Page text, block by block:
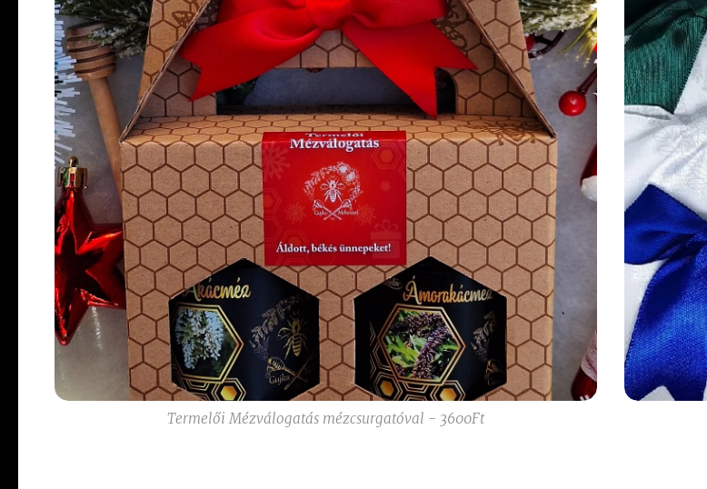
Termelői Mézválogatás mézcsurgatóval - 3600Ft